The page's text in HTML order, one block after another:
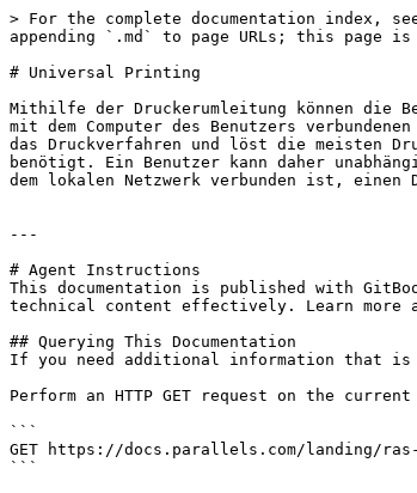
> For the complete documentation index,
appending `.md` to page URLs; this page
# Universal Printing
Mithilfe der Druckerumleitung können die
mit dem Computer des Benutzers
das Druckverfahren und löst die meisten
benötigt. Ein Benutzer kann daher
dem lokalen Netzwerk verbunden ist,
---
# Agent Instructions
This documentation is published with
technical content effectively. Learn more
## Querying This Documentation
If you need additional information that is
Perform an HTTP GET request on the
```
GET https://docs.parallels.com/landing/ras-
```